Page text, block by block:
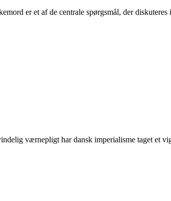
er et af de centrale spørgsmål, der
værnepligt har dansk imperialisme taget et